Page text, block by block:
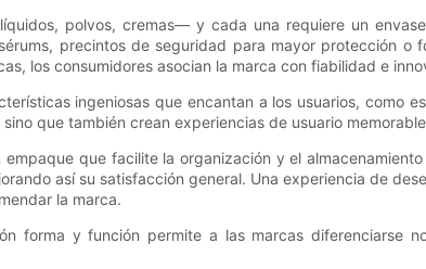
polvos, cremas— y cada una requiere un
precintos de seguridad para mayor protección
los consumidores asocian la marca con fiabilidad e
ingeniosas que encantan a los usuarios, como
que también crean experiencias de usuario
que facilite la organización y el
así su satisfacción general. Una experiencia de
la marca.
forma y función permite a las marcas diferenciarse